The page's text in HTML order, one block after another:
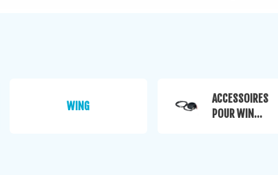
WING
ACCESSOIRES
POUR WIN...